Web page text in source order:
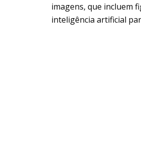
imagens, que incluem
inteligência artificial